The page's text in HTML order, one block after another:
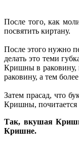
После того, как
посвятить киртану.
После этого нужно
делать это теми
Кришны в раковину,
раковину, а тем
Затем прасад, что
Кришны, почитается
Так, вкушая
Кришне.